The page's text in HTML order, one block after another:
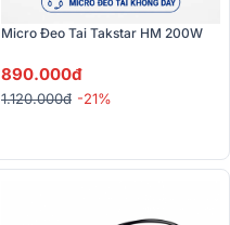
Micro Đeo Tai Takstar HM 200W
890.000đ
1.120.000đ -21%